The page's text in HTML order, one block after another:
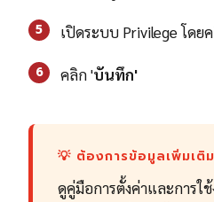
5 เปิดระบบ Privilege โด
6 คลิก 'บันทึก'
💡 ต้องการข้อมูลเพิ่มเติ
ดูคู่มือการตั้งค่าและการใ